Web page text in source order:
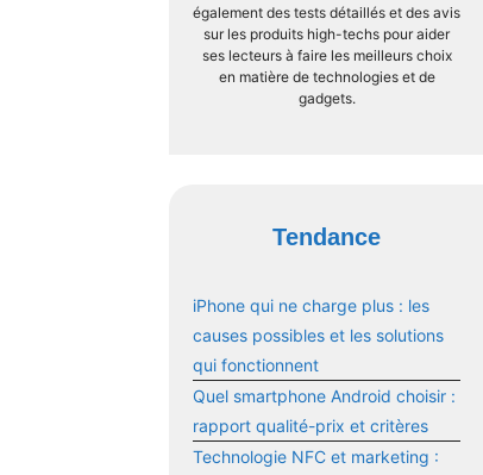
également des tests détaillés et des avis
sur les produits high-techs pour aider
ses lecteurs à faire les meilleurs choix
en matière de technologies et de
gadgets.
Tendance
iPhone qui ne charge plus : les
causes possibles et les solutions
qui fonctionnent
Quel smartphone Android choisir :
rapport qualité-prix et critères
Technologie NFC et marketing :